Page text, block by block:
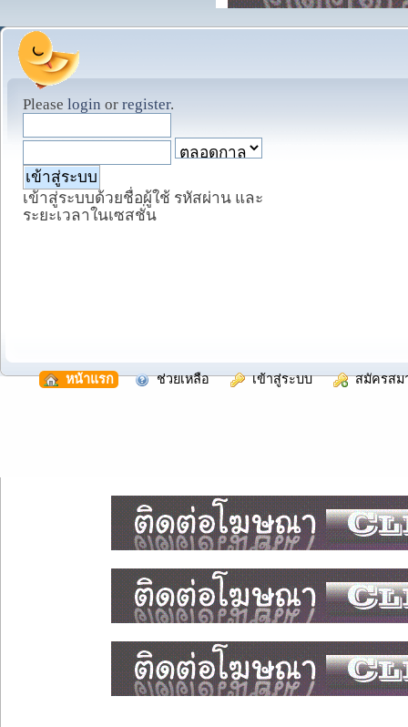
Please login or register.
เข้าสู่ระบบด้วยชื่อผู้ใช้ รหัสผ่าน และ
ระยะเวลาในเซสชั่น
หน้าแรก ช่วยเหลือ เข้าสู่ระบบ สมัครสม